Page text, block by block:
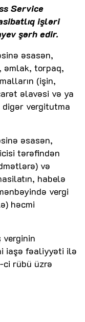
Service
işləri
şərh edir.
əsasən,
əmlak, torpaq,
(işin,
əlavəsi və ya
vergitutma
əsasən,
tərəfindən
və
habelə
vergi
həcmi
verginin
iaşə fəaliyyəti ilə
rübü üzrə